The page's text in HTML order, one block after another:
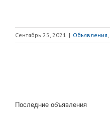
Сентябрь 25, 2021 | Объявления
Последние объявления